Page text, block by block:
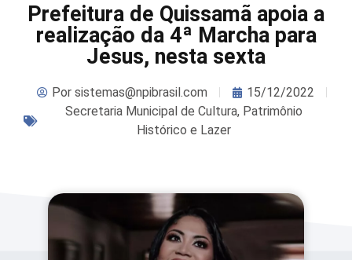
Prefeitura de Quissamã apoia a
realização da 4ª Marcha para
Jesus, nesta sexta
Por sistemas@npibrasil.com
15/12/2022
Secretaria Municipal de Cultura, Patrimônio
Histórico e Lazer